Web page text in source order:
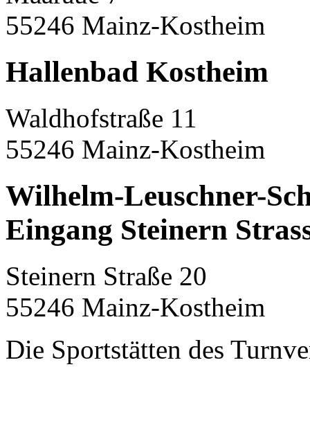
55246 Mainz-Kostheim
Hallenbad Kostheim
Waldhofstraße 11
55246 Mainz-Kostheim
Wilhelm-Leuschner-
Eingang Steinern
Steinern Straße 20
55246 Mainz-Kostheim
Die Sportstätten des